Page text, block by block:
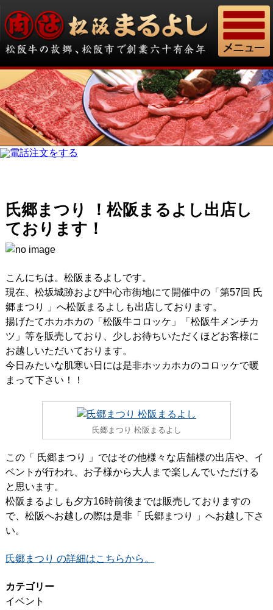
氏郷まつり ！松阪まるよし出店し
ております！
こんにちは。松阪まるよしです。
現在、松坂城跡および中心市街地にて開催中の「第57回 氏
郷まつり 」へ松阪まるよしも出店しております。
揚げたてホカホカの「松阪牛コロッケ」「松阪牛メンチカ
ツ」等を販売しており、少しお待ちいただくほどお客様に
お越しいただいております。
今日みたいな肌寒い日には是非ホッカホカのコロッケで暖
まって下さい！！
氏郷まつり 松阪まるよし
この「 氏郷まつり 」ではその他様々な店舗様の出店や、イ
ベントが行われ、お子様から大人まで楽しんでいただける
と思います。
松阪まるよしも夕方16時前後までは販売しておりますの
で、松阪へお越しの際は是非「 氏郷まつり 」へお越し下さ
い。
氏郷まつり の詳細はこちらから。
カテゴリー
イベント